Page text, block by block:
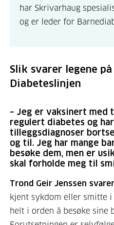
har Skrivarhaug
og er leder for
Slik svarer legene på
Diabeteslinjen
– Jeg er vaksinert med
regulert diabetes og
tilleggsdiagnoser
og til. Jeg har mange
besøke dem, men er
skal forholde meg til
Trond Geir Jenssen svarer
kjent sykdom eller smitte
helt i orden å besøke sine